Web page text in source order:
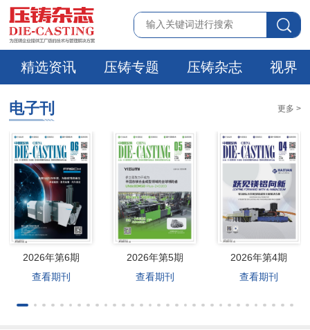
精选资讯 压铸专题 压铸杂志 视界
电子刊 更多 >
2026年第6期
查看期刊
2026年第5期
查看期刊
2026年第4期
查看期刊